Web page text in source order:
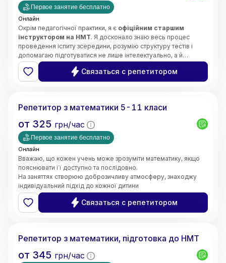
Первое занятие бесплатно
Онлайн
Окрім педагогічної практики, я є офіційним старшим
інструктором на НМТ. Я досконало знаю весь процес
проведення іспиту зсередини, розумію структуру тестів і
допомагаю підготуватися не лише інтелектуально, а й
психологічно — без страху та паніки.
Щиро люблю свій предмет і люблю своїх учнів. Моє головне
завдання —
зробити все важке, складне та страшне в
математиці легким, простим і зрозумілим для вашої
роками системою:
Приклади(наочний розбір) ➡️
(до
повної впевненості учня).
Связаться с репетитором
Репетитор з математики 5-11 класи
от 325 грн/час
Первое занятие бесплатно
Онлайн
Вважаю, що кожен учень може зрозуміти математику, якщо
пояснювати її доступно та послідовно.
На заняттях створюю доброзичливу атмосферу, знаходжу
індивідуальний підхід до кожної дитини
та пояснюю навіть складні теми простими словами. Моє
завдання — не лише допомогти отримати високі оцінки,
а й сформувати логічне мислення, впевненість у власних
математики в закладі загальної середньої освіти.
учнями. Працюю з учнями 5–11 класів,
Связаться с репетитором
Репетитор з математики, підготовка до НМТ
от 345 грн/час